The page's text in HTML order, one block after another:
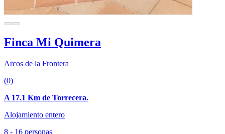
Finca Mi Quimera
Arcos de la Frontera
(0)
A 17.1 Km de Torrecera.
Alojamiento entero
8 - 16 personas